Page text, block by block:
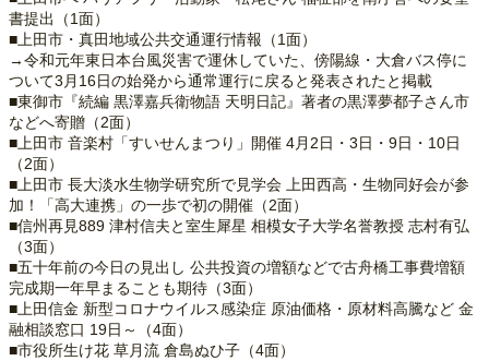
書提出（1面）
■上田市・真田地域公共交通運行情報（1面）
→令和元年東日本台風災害で運休していた、傍陽線・大倉バス停に
ついて3月16日の始発から通常運行に戻ると発表されたと掲載
■東御市『続編 黒澤嘉兵衛物語 天明日記』著者の黒澤夢都子さん市
などへ寄贈（2面）
■上田市 音楽村「すいせんまつり」開催 4月2日・3日・9日・10日
（2面）
■上田市 長大淡水生物学研究所で見学会 上田西高・生物同好会が参
加！「高大連携」の一歩で初の開催（2面）
■信州再見889 津村信夫と室生犀星 相模女子大学名誉教授 志村有弘
（3面）
■五十年前の今日の見出し 公共投資の増額などで古舟橋工事費増額
完成期一年早まることも期待（3面）
■上田信金 新型コロナウイルス感染症 原油価格・原材料高騰など 金
融相談窓口 19日～（4面）
■市役所生け花 草月流 倉島ぬひ子（4面）